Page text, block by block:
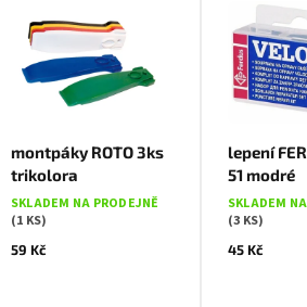
montpáky ROTO 3ks
trikolora
SKLADEM NA PRODEJNĚ
(1 KS)
59 Kč
lepení
51 modré
SKLADEM
(3 KS)
45 Kč